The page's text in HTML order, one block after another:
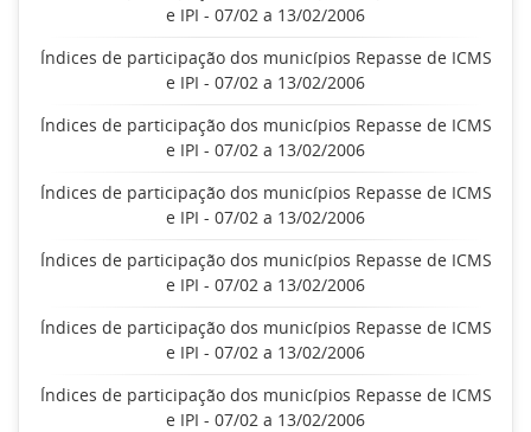
e IPI - 07/02 a 13/02/2006
Índices de participação dos municípios Repasse de ICMS
e IPI - 07/02 a 13/02/2006
Índices de participação dos municípios Repasse de ICMS
e IPI - 07/02 a 13/02/2006
Índices de participação dos municípios Repasse de ICMS
e IPI - 07/02 a 13/02/2006
Índices de participação dos municípios Repasse de ICMS
e IPI - 07/02 a 13/02/2006
Índices de participação dos municípios Repasse de ICMS
e IPI - 07/02 a 13/02/2006
Índices de participação dos municípios Repasse de ICMS
e IPI - 07/02 a 13/02/2006